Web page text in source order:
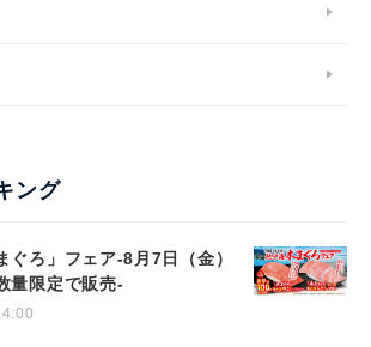
ング
ぐろ」フェア-8月7日（金）
量限定で販売-